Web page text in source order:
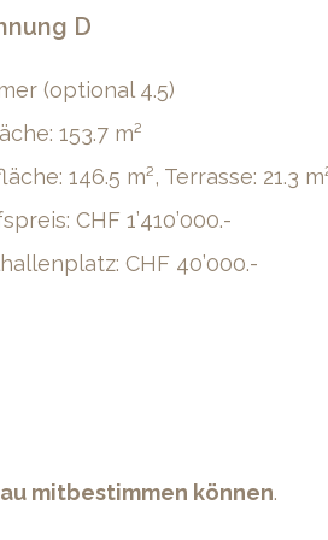
D
(optional 4.5)
153.7 m²
146.5 m², Terrasse: 21.3
CHF 1’410’000.-
CHF 40’000.-
mitbestimmen können.